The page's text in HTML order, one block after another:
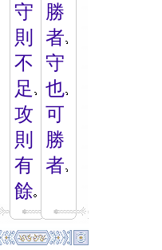
守
則
不
足
攻
則
有
餘
勝
者
守
也
可
勝
者